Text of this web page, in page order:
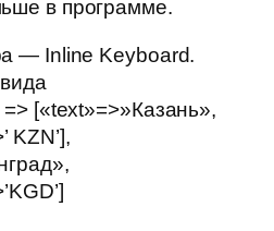
в программе.
— Inline Keyboard.
[«text»=>»Казань»,
KZN’],